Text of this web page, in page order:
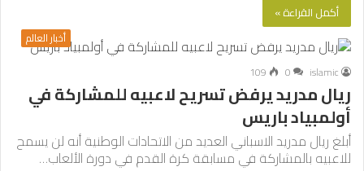
أكمل القراءة »
أخبار العالم
islamic
0
109
ريال مدريد يرفض تسريح لاعبيه للمشاركة في
أولمبياد باريس
أبلغ ريال مدريد الاسباني العديد من الاتحادات الوطنية أنه لن يسمح
للاعبيه بالمشاركة في مسابقة كرة القدم في دورة الألعاب…